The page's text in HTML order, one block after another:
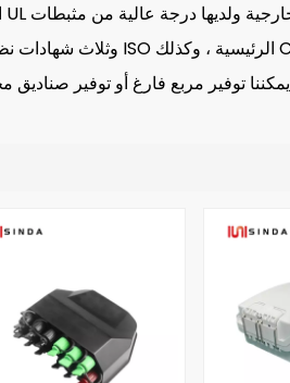
يمكننا توفير مربع فارغ أو توفير